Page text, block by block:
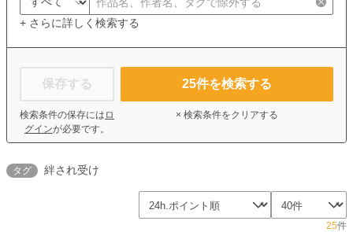
+ さらに詳しく検索する
保存する
検索条件の保存には ロ
グインが必要です。
25件を検索する
× 検索条件をクリアする
タグ 絆され受け
25件